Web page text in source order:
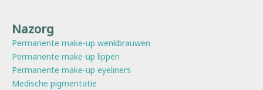
Nazorg
Permanente make-up wenkbrauwen
Permanente make-up lippen
Permanente make-up eyeliners
Medische pigmentatie